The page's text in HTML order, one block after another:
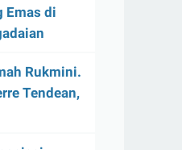
Emas di
Rukmini.
Tendean,